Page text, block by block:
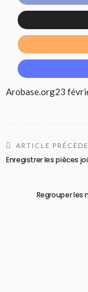
Arobase.org23
ARTICLE
Enregistrer les pièces
Regrouper les